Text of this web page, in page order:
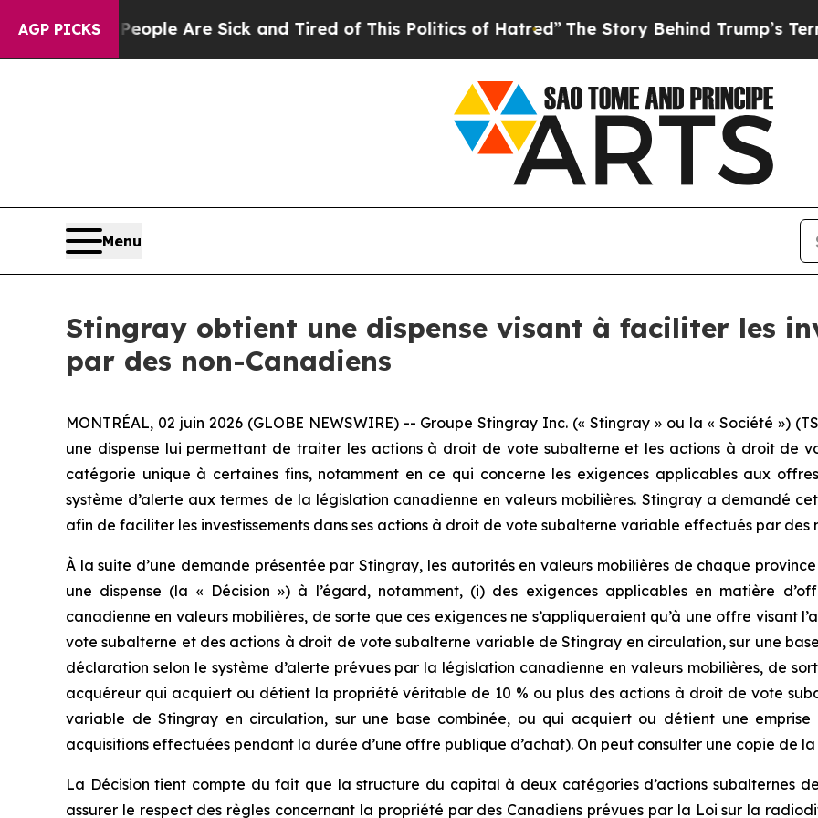
AGP PICKS
“People Are Sick and Tired of This Politics of Hatred”The Story Behind Trump’s Terrible
Menu
Stingray obtient une dispense visant à faciliter les
par des non-Canadiens
MONTRÉAL, 02 juin 2026 (GLOBE NEWSWIRE) -- Groupe Stingray Inc. (« Stingray » ou la « Société »)
une dispense lui permettant de traiter les actions à droit de vote subalterne et les actions à droit de
catégorie unique à certaines fins, notamment en ce qui concerne les exigences applicables aux
système d’alerte aux termes de la législation canadienne en valeurs mobilières. Stingray a demandé
afin de faciliter les investissements dans ses actions à droit de vote subalterne variable effectués par des
À la suite d’une demande présentée par Stingray, les autorités en valeurs mobilières de chaque
une dispense (la « Décision ») à l’égard, notamment, (i) des exigences applicables en matière
canadienne en valeurs mobilières, de sorte que ces exigences ne s’appliqueraient qu’à une offre visant
vote subalterne et des actions à droit de vote subalterne variable de Stingray en circulation, sur une
déclaration selon le système d’alerte prévues par la législation canadienne en valeurs mobilières, de
acquéreur qui acquiert ou détient la propriété véritable de 10 % ou plus des actions à droit de vote
variable de Stingray en circulation, sur une base combinée, ou qui acquiert ou détient une
acquisitions effectuées pendant la durée d’une offre publique d’achat). On peut consulter une copie de la
La Décision tient compte du fait que la structure du capital à deux catégories d’actions subalternes
assurer le respect des règles concernant la propriété par des Canadiens prévues par la Loi sur la